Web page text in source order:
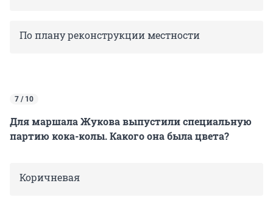
По плану реконструкции местности
7 / 10
Для маршала Жукова выпустили специальную
партию кока-колы. Какого она была цвета?
Коричневая